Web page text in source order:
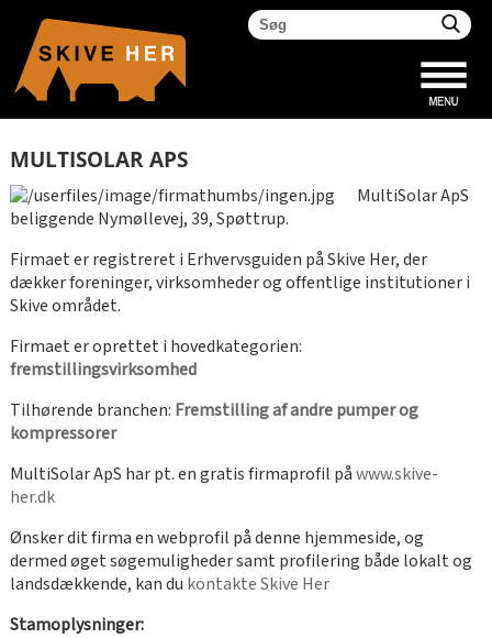
MULTISOLAR APS
MultiSolar ApS
beliggende Nymøllevej, 39, Spøttrup.
Firmaet er registreret i Erhvervsguiden på Skive Her, der
dækker foreninger, virksomheder og offentlige institutioner i
Skive området.
Firmaet er oprettet i hovedkategorien:
fremstillingsvirksomhed
Tilhørende branchen: Fremstilling af andre pumper og
kompressorer
MultiSolar ApS har pt. en gratis firmaprofil påwww.skive-
her.dk
Ønsker dit firma en webprofil på denne hjemmeside, og
dermed øget søgemuligheder samt profilering både lokalt og
landsdækkende, kan du kontakte Skive Her
Stamoplysninger: